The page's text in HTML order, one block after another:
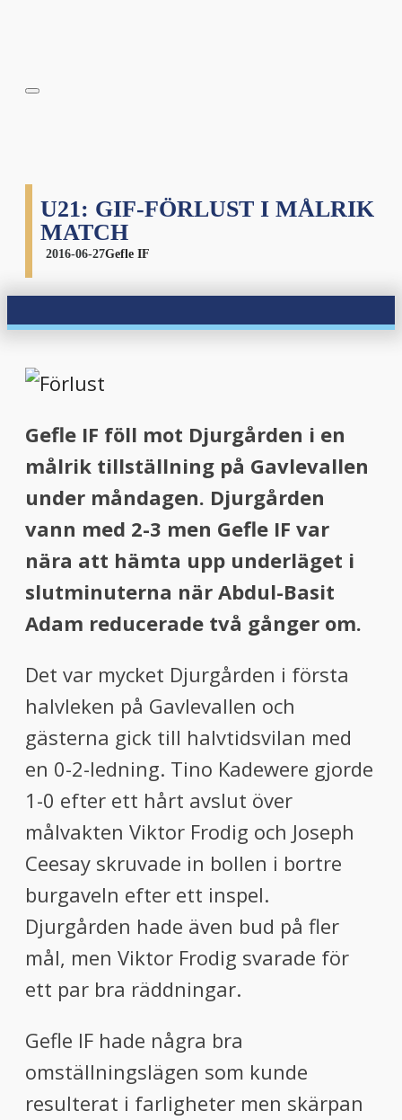
U21: GIF-FÖRLUST I MÅLRIK
MATCH
2016-06-27Gefle IF
Gefle IF föll mot Djurgården i en
målrik tillställning på Gavlevallen
under måndagen. Djurgården
vann med 2-3 men Gefle IF var
nära att hämta upp underläget i
slutminuterna när Abdul-Basit
Adam reducerade två gånger om.
Det var mycket Djurgården i första
halvleken på Gavlevallen och
gästerna gick till halvtidsvilan med
en 0-2-ledning. Tino Kadewere gjorde
1-0 efter ett hårt avslut över
målvakten Viktor Frodig och Joseph
Ceesay skruvade in bollen i bortre
burgaveln efter ett inspel.
Djurgården hade även bud på fler
mål, men Viktor Frodig svarade för
ett par bra räddningar.
Gefle IF hade några bra
omställningslägen som kunde
resulterat i farligheter men skärpan